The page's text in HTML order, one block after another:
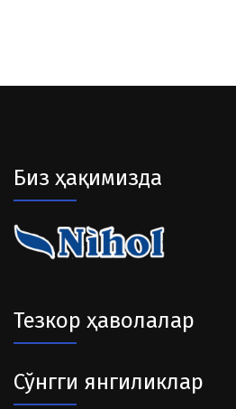
Биз ҳақимизда
Тезкор ҳаволалар
Сўнгги янгиликлар